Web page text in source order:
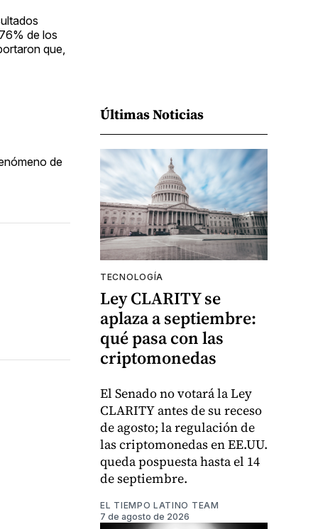
de los
que,
de
Últimas Noticias
TECNOLOGÍA
Ley CLARITY se
aplaza a septiembre:
qué pasa con las
criptomonedas
El Senado no votará la Ley
CLARITY antes de su receso
de agosto; la regulación de
las criptomonedas en EE.UU.
queda pospuesta hasta el 14
de septiembre.
EL TIEMPO LATINO TEAM
7 de agosto de 2026